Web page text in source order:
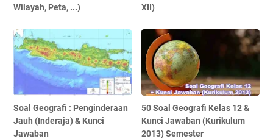
Wilayah, Peta, ...)
XII)
Soal Geografi : Penginderaan
Jauh (Inderaja) & Kunci
Jawaban
50 Soal Geografi Kelas 12 &
Kunci Jawaban (Kurikulum
2013) Semester